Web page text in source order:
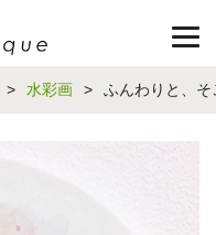
> 水彩画 > ふんわりと、